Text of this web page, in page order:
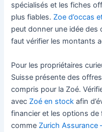
spécialisés et les fiches
plus fiables. Zoe d’occas
peut donner une idée
faut vérifier les montants
Pour les propriétaires
Suisse présente des
compris pour la Zoé.
avec Zoé en stock afin
financier et les options de
comme Zurich Assurance